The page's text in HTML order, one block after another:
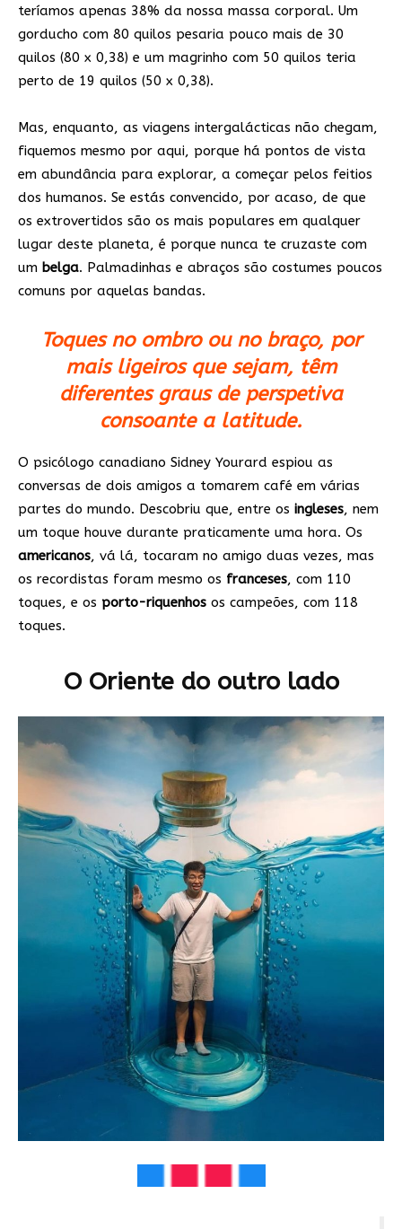
teríamos apenas 38% da nossa massa corporal. Um
gorducho com 80 quilos pesaria pouco mais de 30
quilos (80 x 0,38) e um magrinho com 50 quilos teria
perto de 19 quilos (50 x 0,38).
Mas, enquanto, as viagens intergalácticas não chegam,
fiquemos mesmo por aqui, porque há pontos de vista
em abundância para explorar, a começar pelos feitios
dos humanos. Se estás convencido, por acaso, de que
os extrovertidos são os mais populares em qualquer
lugar deste planeta, é porque nunca te cruzaste com
um belga. Palmadinhas e abraços são costumes poucos
comuns por aquelas bandas.
Toques no ombro ou no braço, por
mais ligeiros que sejam, têm
diferentes graus de perspetiva
consoante a latitude.
O psicólogo canadiano Sidney Yourard espiou as
conversas de dois amigos a tomarem café em várias
partes do mundo. Descobriu que, entre os ingleses, nem
um toque houve durante praticamente uma hora. Os
americanos, vá lá, tocaram no amigo duas vezes, mas
os recordistas foram mesmo os franceses, com 110
toques, e os porto-riquenhos os campeões, com 118
toques.
O Oriente do outro lado